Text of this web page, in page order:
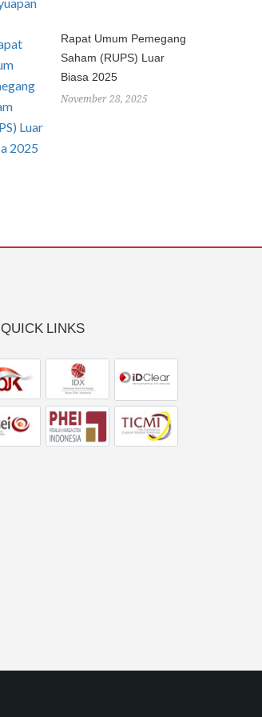
Rapat Umum Pemegang
Saham (RUPS) Luar
Biasa 2025
November 28, 2025
QUICK LINKS